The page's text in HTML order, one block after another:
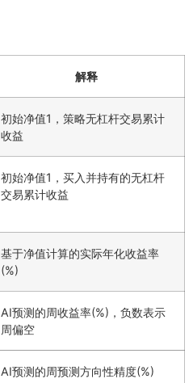
解释
初始净值1，策略无杠杆交易累计
收益
初始净值1，买入并持有的无杠杆
交易累计收益
基于净值计算的实际年化收益率
(%)
AI预测的周收益率(%)，负数表示
周偏空
AI预测的周预测方向性精度(%)